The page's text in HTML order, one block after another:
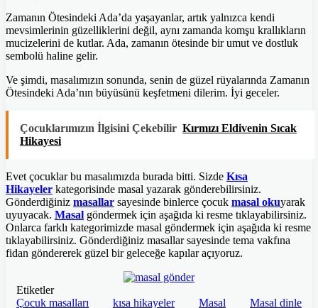
Zamanın Ötesindeki Ada’da yaşayanlar, artık yalnızca kendi
mevsimlerinin güzelliklerini değil, aynı zamanda komşu krallıkların
mucizelerini de kutlar. Ada, zamanın ötesinde bir umut ve dostluk
sembolü haline gelir.
Ve şimdi, masalımızın sonunda, senin de güzel rüyalarında Zamanın
Ötesindeki Ada’nın büyüsünü keşfetmeni dilerim. İyi geceler.
Çocuklarımızın İlgisini Çekebilir Kırmızı Eldivenin Sıcak
Hikayesi
Evet çocuklar bu masalımızda burada bitti. Sizde Kısa
Hikayeler kategorisinde masal yazarak gönderebilirsiniz.
Gönderdiğiniz masallar sayesinde binlerce çocuk masal okuyarak
uyuyacak. Masal göndermek için aşağıda ki resme tıklayabilirsiniz.
Onlarca farklı kategorimizde masal göndermek için aşağıda ki resme
tıklayabilirsiniz. Gönderdiğiniz masallar sayesinde tema vakfına
fidan göndererek güzel bir geleceğe kapılar açıyoruz.
Etiketler
Çocuk masalları
kısa hikayeler Masal
Masal dinle